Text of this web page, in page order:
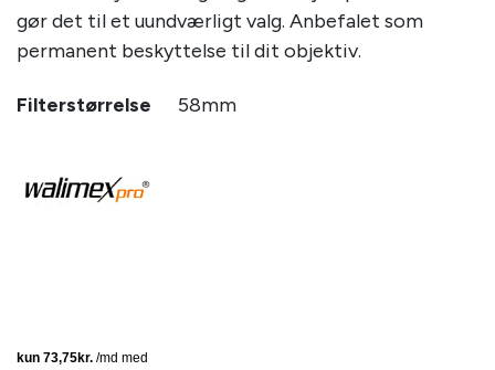
gør det til et uundværligt valg. Anbefalet som
permanent beskyttelse til dit objektiv.
Filterstørrelse 58mm